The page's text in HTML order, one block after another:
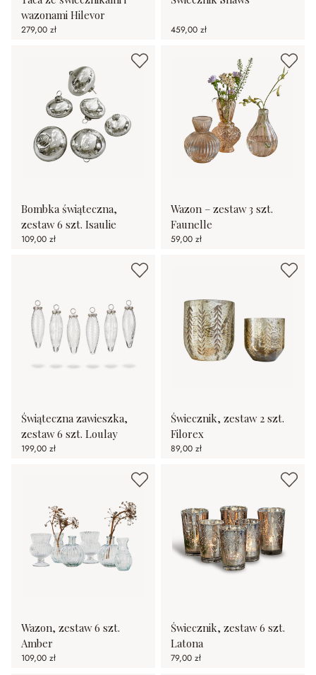
wazonami Hilevor
279,00 zł 459,00 zł
Bombka świąteczna,
zestaw 6 szt. Isaulie
109,00 zł
Wazon – zestaw 3 szt.
Faunelle
59,00 zł
Świąteczna zawieszka,
zestaw 6 szt. Loulay
199,00 zł
Świecznik, zestaw 2 szt.
Filorex
89,00 zł
Wazon, zestaw 6 szt.
Amber
109,00 zł
Świecznik, zestaw 6 szt.
Latona
79,00 zł